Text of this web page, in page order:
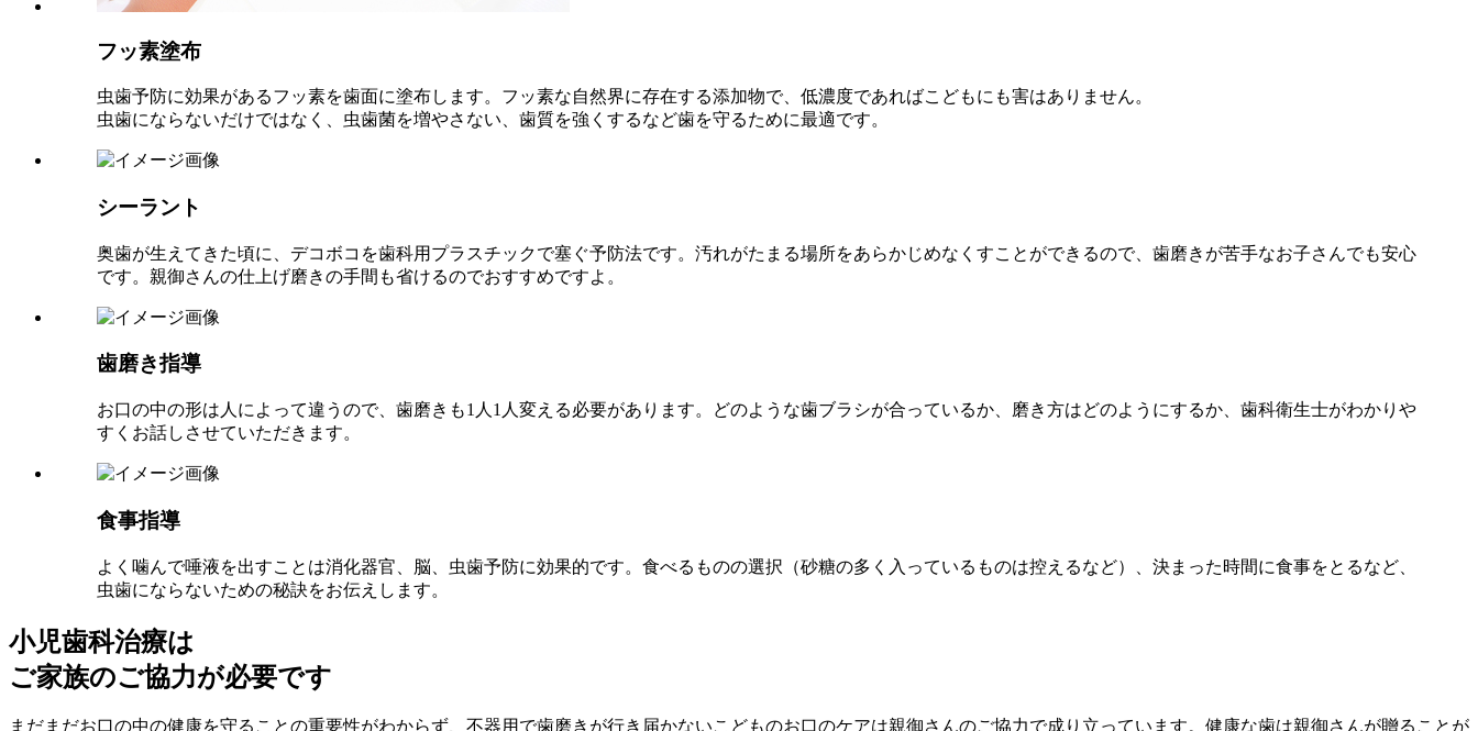
フッ素塗布
虫歯予防に効果があるフッ素を歯面に塗布します。フッ素な自然界に存在する添加物で、低濃度であればこどもにも害はありません。
虫歯にならないだけではなく、虫歯菌を増やさない、歯質を強くするなど歯を守るために最適です。
シーラント
奥歯が生えてきた頃に、デコボコを歯科用プラスチックで塞ぐ予防法です。汚れがたまる場所をあらかじめなくすことができるので、歯磨きが苦手なお子さんでも安心
です。親御さんの仕上げ磨きの手間も省けるのでおすすめですよ。
歯磨き指導
お口の中の形は人によって違うので、歯磨きも1人1人変える必要があります。どのような歯ブラシが合っているか、磨き方はどのようにするか、歯科衛生士がわかりや
すくお話しさせていただきます。
食事指導
よく噛んで唾液を出すことは消化器官、脳、虫歯予防に効果的です。食べるものの選択（砂糖の多く入っているものは控えるなど）、決まった時間に食事をとるなど、
虫歯にならないための秘訣をお伝えします。
小児歯科治療は
ご家族のご協力が必要です
まだまだお口の中の健康を守ることの重要性がわからず、不器用で歯磨きが行き届かないこどものお口のケアは親御さんのご協力で成り立っています。健康な歯は親御さんが贈ることが